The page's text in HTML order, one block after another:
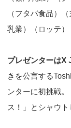
（フタバ食品）
乳業）（ロッテ）
プレゼンターはX
きを公言する
ンターに初挑戦
ス！」とシャウト